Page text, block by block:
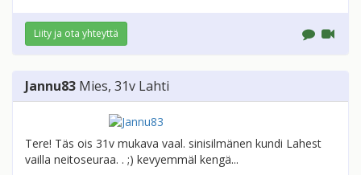
Liity ja ota yhteyttä
Jannu83 Mies, 31v Lahti
Tere! Täs ois 31v mukava vaal. sinisilmänen kundi Lahest
vailla neitoseuraa. . ;) kevyemmäl kengä...